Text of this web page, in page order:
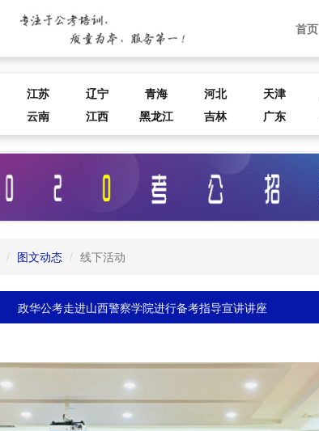
首页
江苏 辽宁 青海 河北 天津
云南 江西 黑龙江 吉林 广东
图文动态 线下活动
政华公考走进山西警察学院进行备考指导宣讲讲座